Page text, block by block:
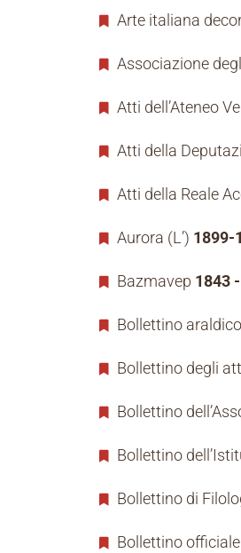
Arte italiana
Associazione
Atti dell’Ateneo
Atti della
Atti della Reale
Aurora (L’) 1899-
Bazmavep 1843
Bollettino
Bollettino degli
Bollettino
Bollettino
Bollettino di
Bollettino